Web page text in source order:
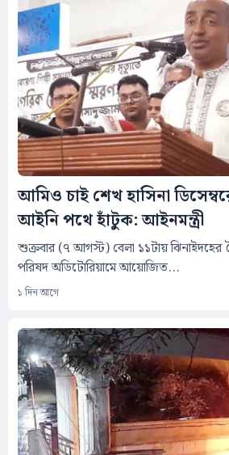
আমিও চাই শেখ হাসিনা
আইনি পথে হাঁটুক: আইনমন্ত্রী
শুক্রবার (৭ আগস্ট) বেলা ১১টায়
পরিষদ অডিটোরিয়ামে আয়োজিত...
১ দিন আগে